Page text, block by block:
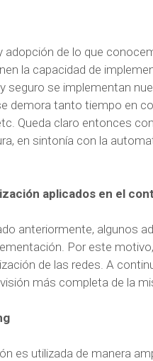
adopción de lo que
la capacidad de
seguro se implementan
demora tanto tiempo en
Queda claro entonces
en sintonía con la
aplicados en el
anteriormente, algunos
Por este
de las redes. A
más completa de la
es utilizada de manera